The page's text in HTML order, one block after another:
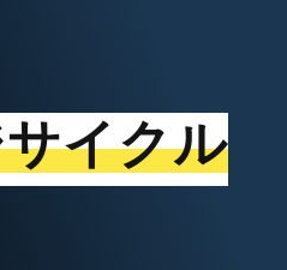
イクル